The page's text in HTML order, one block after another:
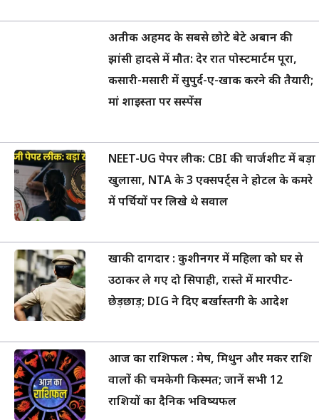
अतीक अहमद के सबसे छोटे बेटे अबान की
झांसी हादसे में मौत: देर रात पोस्टमार्टम पूरा,
कसारी-मसारी में सुपुर्द-ए-खाक करने की तैयारी;
मां शाइस्ता पर सस्पेंस
NEET-UG पेपर लीक: CBI की चार्जशीट में बड़ा
खुलासा, NTA के 3 एक्सपर्ट्स ने होटल के कमरे
में पर्चियों पर लिखे थे सवाल
खाकी दागदार : कुशीनगर में महिला को घर से
उठाकर ले गए दो सिपाही, रास्ते में मारपीट-
छेड़छाड़; DIG ने दिए बर्खास्तगी के आदेश
आज का राशिफल : मेष, मिथुन और मकर राशि
वालों की चमकेगी किस्मत; जानें सभी 12
राशियों का दैनिक भविष्यफल